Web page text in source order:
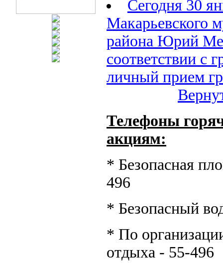
Сегодня 30
Макарьевского
района Юрий
соответствии с
личный прием
Телефоны
акциям:
* Безопасная
496
* Безопасный
* По
отдыха - 55-496